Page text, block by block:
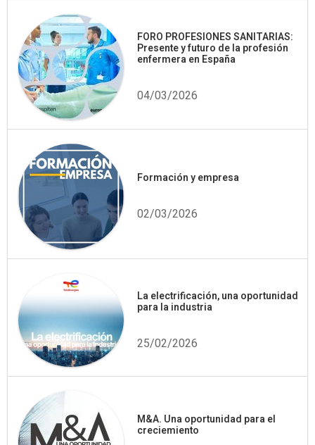
FORO PROFESIONES SANITARIAS:
Presente y futuro de la profesión
enfermera en España
04/03/2026
Formación y empresa
02/03/2026
La electrificación, una oportunidad
para la industria
25/02/2026
M&A. Una oportunidad para el
creciemiento